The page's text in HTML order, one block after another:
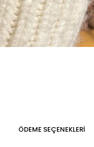
ÖDEME SEÇENEKLERI